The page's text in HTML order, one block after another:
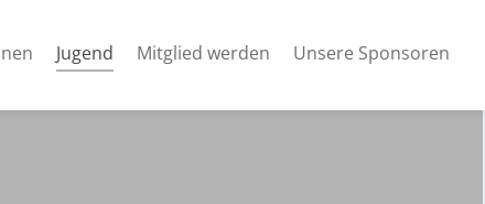
Jugend(current)
Mitglied werden Unsere Sponsoren